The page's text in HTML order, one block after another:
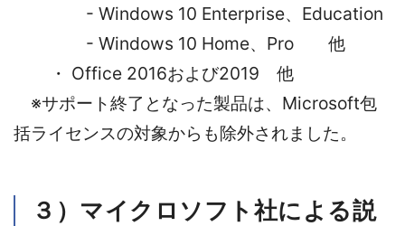
- Windows 10 Enterprise、Education
- Windows 10 Home、Pro 他
・ Office 2016および2019 他
※サポート終了となった製品は、Microsoft包
括ライセンスの対象からも除外されました。
３）マイクロソフト社による説